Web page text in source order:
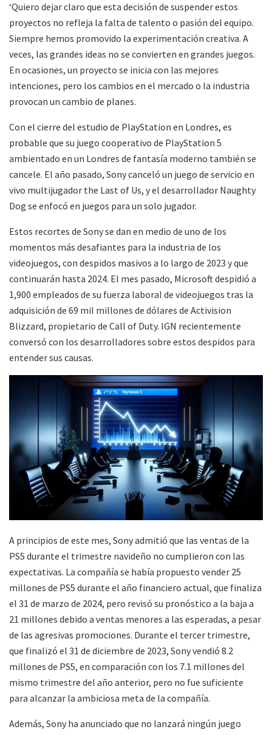
‘Quiero dejar claro que esta decisión de suspender estos
proyectos no refleja la falta de talento o pasión del equipo.
Siempre hemos promovido la experimentación creativa. A
veces, las grandes ideas no se convierten en grandes juegos.
En ocasiones, un proyecto se inicia con las mejores
intenciones, pero los cambios en el mercado o la industria
provocan un cambio de planes.
Con el cierre del estudio de PlayStation en Londres, es
probable que su juego cooperativo de PlayStation 5
ambientado en un Londres de fantasía moderno también se
cancele. El año pasado, Sony canceló un juego de servicio en
vivo multijugador the Last of Us, y el desarrollador Naughty
Dog se enfocó en juegos para un solo jugador.
Estos recortes de Sony se dan en medio de uno de los
momentos más desafiantes para la industria de los
videojuegos, con despidos masivos a lo largo de 2023 y que
continuarán hasta 2024. El mes pasado, Microsoft despidió a
1,900 empleados de su fuerza laboral de videojuegos tras la
adquisición de 69 mil millones de dólares de Activision
Blizzard, propietario de Call of Duty. IGN recientemente
conversó con los desarrolladores sobre estos despidos para
entender sus causas.
A principios de este mes, Sony admitió que las ventas de la
PS5 durante el trimestre navideño no cumplieron con las
expectativas. La compañía se había propuesto vender 25
millones de PS5 durante el año financiero actual, que finaliza
el 31 de marzo de 2024, pero revisó su pronóstico a la baja a
21 millones debido a ventas menores a las esperadas, a pesar
de las agresivas promociones. Durante el tercer trimestre,
que finalizó el 31 de diciembre de 2023, Sony vendió 8.2
millones de PS5, en comparación con los 7.1 millones del
mismo trimestre del año anterior, pero no fue suficiente
para alcanzar la ambiciosa meta de la compañía.
Además, Sony ha anunciado que no lanzará ningún juego